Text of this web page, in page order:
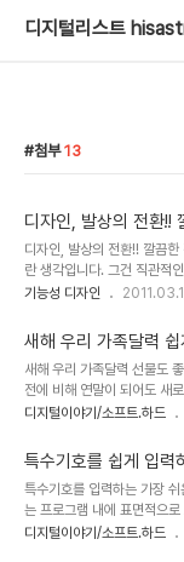
디지털리스트
첨부 13
디자인, 발상의 전환!!
디자인, 발상의 전환!! 깔끔한
란 생각입니다. 그건 직관적
디자인 이미지들만 보더라도
다. 이 디자인을 잘만 응용하
하게 널려진 전기선들도 그
각이 들었습니다. 생각과 발
닐까 합니다. 형광등의 발전
장 뿐만아니라 요즘 일반 형
한 건지 모른다는 생각을 하
기능성 디자인
새해 우리 가족달력 쉽
새해 우리 가족달력 선물도
전에 비해 연말이 되어도 새
사실입니다. 하지만, 노무현
는 적지 않아 보입니다. 또한
색다른 멋과 재미를 가지고
보다 더하지 않나 생각됩니다
해주는 곳들이 많이 있지요.
고 직접 달력을 만들어 가족
디지털이야기/소프트.하드
특수기호를 쉽게 입
특수기호를 입력하는 가장
는 프로그램 내에 표면적으
를 입력하는데 별다른 어려움
디지털이야기/소프트.하드